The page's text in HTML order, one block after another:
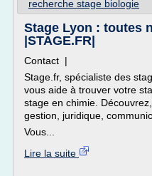
recherche stage biologie
Stage Lyon : toutes
|STAGE.FR|
Contact |
Stage.fr, spécialiste des
vous aide à trouver votre
stage en chimie.
gestion, juridique,
Vous...
Lire la suite